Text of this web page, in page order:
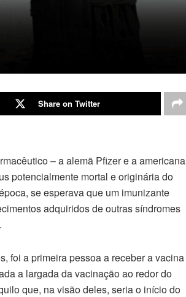
Share on Twitter
– a alemã Pfizer e a americana
potencialmente mortal e originária do
se esperava que um imunizante
adquiridos de outras síndromes
foi a primeira pessoa a receber a vacina
a largada da vacinação ao redor do
que, na visão deles, seria o início do